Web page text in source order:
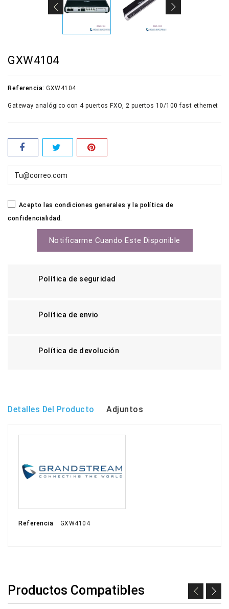
GXW4104
Referencia: GXW4104
Gateway analógico con 4 puertos FXO, 2 puertos 10/100 fast ethernet
Acepto las condiciones generales y la política de
confidencialidad.
Notificarme Cuando Este Disponible
Política de seguridad
Política de envio
Política de devolución
Detalles Del Producto Adjuntos
Referencia GXW4104
Productos Compatibles